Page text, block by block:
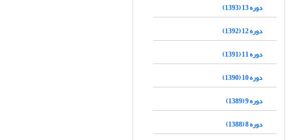
دوره 13 (1393)
دوره 12 (1392)
دوره 11 (1391)
دوره 10 (1390)
دوره 9 (1389)
دوره 8 (1388)